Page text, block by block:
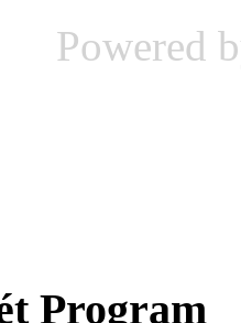
Powered
Program